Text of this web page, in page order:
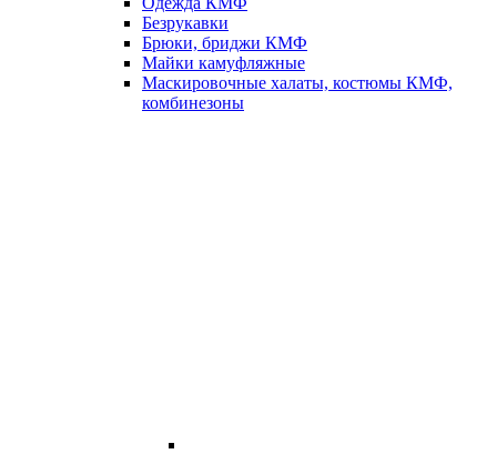
Безрукавки
Брюки, бриджи КМФ
Майки камуфляжные
Маскировочные халаты, костюмы КМФ,
комбинезоны